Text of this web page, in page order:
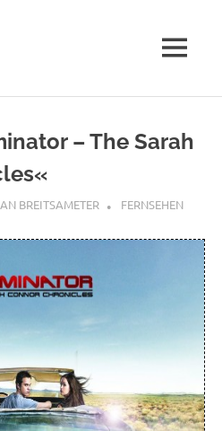
MENÜ
– The Sarah
BREITSAMETER FERNSEHEN